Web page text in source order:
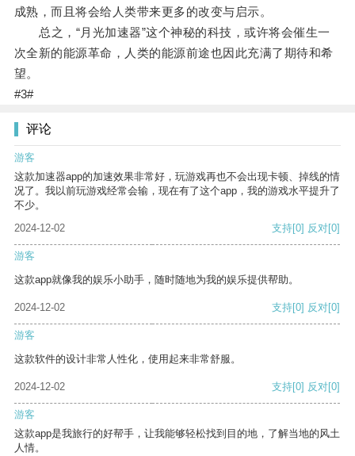
成熟，而且将会给人类带来更多的改变与启示。
总之，“月光加速器”这个神秘的科技，或许将会催生一
次全新的能源革命，人类的能源前途也因此充满了期待和希
望。
#3#
评论
游客
这款加速器app的加速效果非常好，玩游戏再也不会出现卡顿、掉线的情
况了。我以前玩游戏经常会输，现在有了这个app，我的游戏水平提升了
不少。
2024-12-02
支持[0] 反对[0]
游客
这款app就像我的娱乐小助手，随时随地为我的娱乐提供帮助。
2024-12-02 支持[0] 反对[0]
游客
这款软件的设计非常人性化，使用起来非常舒服。
2024-12-02 支持[0] 反对[0]
游客
这款app是我旅行的好帮手，让我能够轻松找到目的地，了解当地的风土
人情。